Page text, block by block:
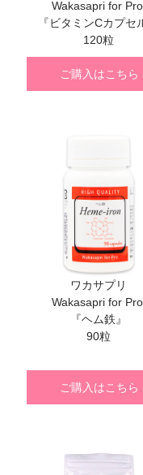
Wakasapri for Pro.
『ビタミンCカプセ
120粒
ご購入はこちら
ワカサプリ
Wakasapri for Pro.
『ヘム鉄』
90粒
ご購入はこちら